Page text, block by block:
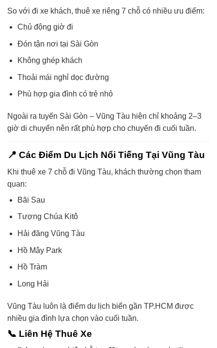
So với đi xe khách, thuê xe riêng 7 chỗ có nhiều ưu điểm:
Chủ động giờ đi
Đón tận nơi tại Sài Gòn
Không ghép khách
Thoải mái nghỉ dọc đường
Phù hợp gia đình có trẻ nhỏ
Ngoài ra tuyến Sài Gòn – Vũng Tàu hiện chỉ khoảng 2–3
giờ di chuyển nên rất phù hợp cho chuyến đi cuối tuần.
📍 Các Điểm Du Lịch Nổi Tiếng Tại Vũng Tàu
Khi thuê xe 7 chỗ đi Vũng Tàu, khách thường chọn tham
quan:
Bãi Sau
Tượng Chúa Kitô
Hải đăng Vũng Tàu
Hồ Mây Park
Hồ Tràm
Long Hải
Vũng Tàu luôn là điểm du lịch biển gần TP.HCM được
nhiều gia đình lựa chọn vào cuối tuần.
📞 Liên Hệ Thuê Xe